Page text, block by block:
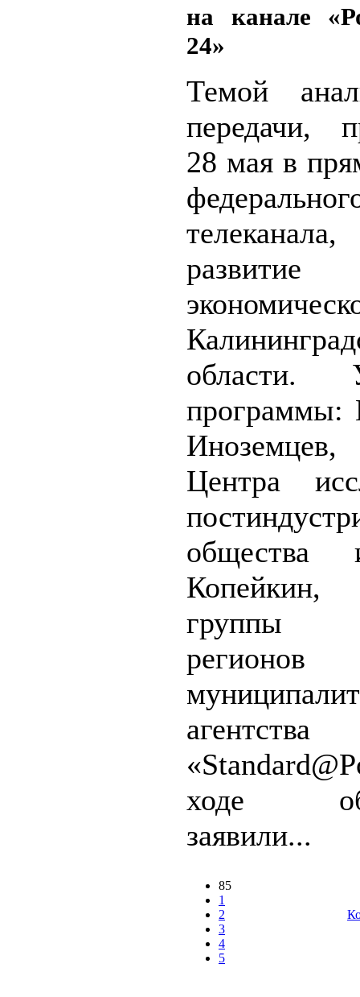
на канале
24»
Темой
передачи,
28 мая в
развитие
области.
программы:
Иноземцев,
Центра
общества
Копейкин,
группы
агентства
ходе
заявили...
85
1
2
3
4
5